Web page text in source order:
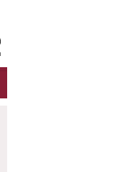
oben springen